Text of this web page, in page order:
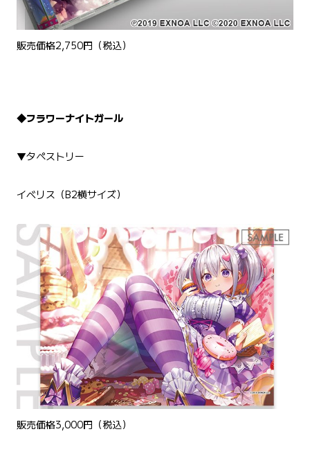
販売価格2,750円（税込）
◆フラワーナイトガール
▼タペストリー
イベリス（B2横サイズ）
販売価格3,000円（税込）